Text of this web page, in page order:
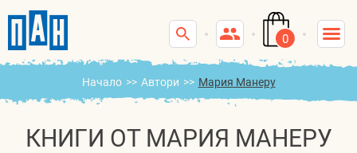
0
Начало >> Автори >> Мария Манеру
КНИГИ ОТ МАРИЯ МАНЕРУ